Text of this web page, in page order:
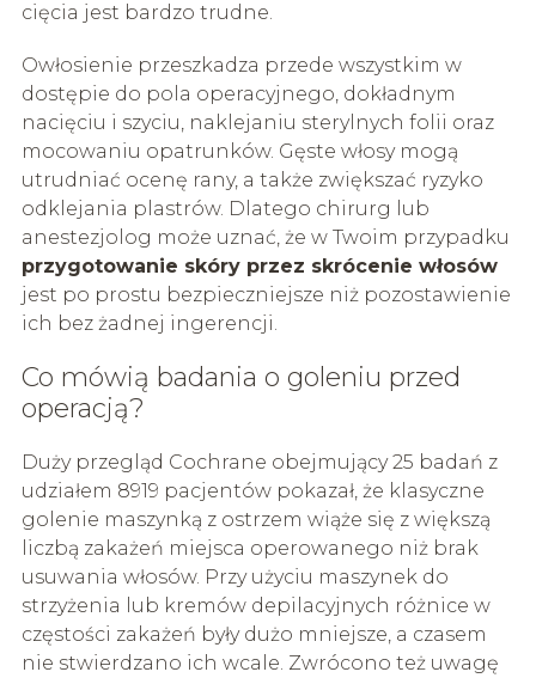
cięcia jest bardzo trudne.
Owłosienie przeszkadza przede wszystkim w
dostępie do pola operacyjnego, dokładnym
nacięciu i szyciu, naklejaniu sterylnych folii oraz
mocowaniu opatrunków. Gęste włosy mogą
utrudniać ocenę rany, a także zwiększać ryzyko
odklejania plastrów. Dlatego chirurg lub
anestezjolog może uznać, że w Twoim przypadku
przygotowanie skóry przez skrócenie włosów
jest po prostu bezpieczniejsze niż pozostawienie
ich bez żadnej ingerencji.
Co mówią badania o goleniu przed
operacją?
Duży przegląd Cochrane obejmujący 25 badań z
udziałem 8919 pacjentów pokazał, że klasyczne
golenie maszynką z ostrzem wiąże się z większą
liczbą zakażeń miejsca operowanego niż brak
usuwania włosów. Przy użyciu maszynek do
strzyżenia lub kremów depilacyjnych różnice w
częstości zakażeń były dużo mniejsze, a czasem
nie stwierdzano ich wcale. Zwrócono też uwagę